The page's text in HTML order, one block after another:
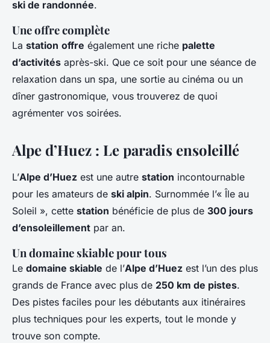
ski de randonnée.
Une offre complète
La station offre également une riche palette
d’activités après-ski. Que ce soit pour une séance de
relaxation dans un spa, une sortie au cinéma ou un
dîner gastronomique, vous trouverez de quoi
agrémenter vos soirées.
Alpe d’Huez : Le paradis ensoleillé
L’Alpe d’Huez est une autre station incontournable
pour les amateurs de ski alpin. Surnommée l’« Île au
Soleil », cette station bénéficie de plus de 300 jours
d’ensoleillement par an.
Un domaine skiable pour tous
Le domaine skiable de l’Alpe d’Huez est l’un des plus
grands de France avec plus de 250 km de pistes.
Des pistes faciles pour les débutants aux itinéraires
plus techniques pour les experts, tout le monde y
trouve son compte.